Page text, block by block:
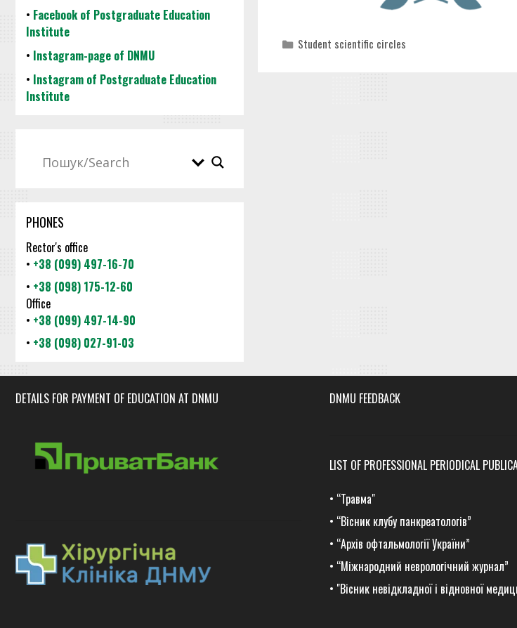
Categories
Student scientific circles
• Facebook of Postgraduate Education
Institute
• Instagram-page of DNMU
• Instagram of Postgraduate Education
Institute
PHONES
Rector's office
• +38 (099) 497-16-70
• +38 (098) 175-12-60
Office
• +38 (099) 497-14-90
• +38 (098) 027-91-03
DETAILS FOR PAYMENT OF EDUCATION AT DNMU DNMU FEEDBACK
LIST OF PROFESSIONAL PERIODICAL
• “Травма"
• “Вісник клубу панкреатологів”
• “Архів офтальмології України”
• “Міжнародний неврологічний журнал”
• "Вісник невідкладної і відновної